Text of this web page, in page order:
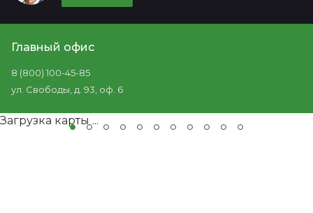
Главный офис
8 (800) 100-45-85
ул. Свободы, д. 93, оф. 6
Загрузка карты ...